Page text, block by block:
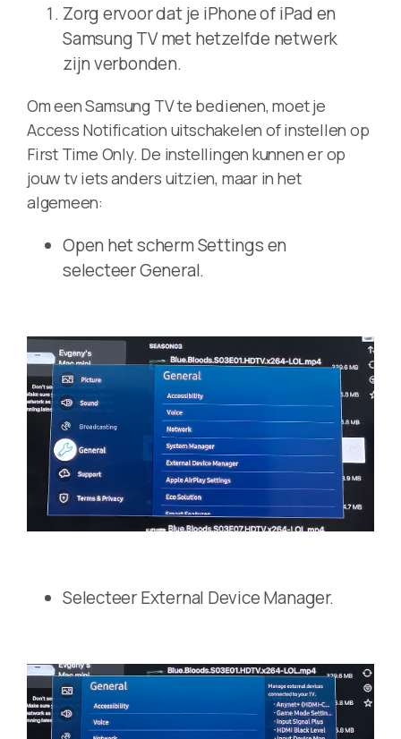
Zorg ervoor dat je iPhone of iPad en
Samsung TV met hetzelfde netwerk
zijn verbonden.
Om een Samsung TV te bedienen, moet je
Access Notification uitschakelen of instellen op
First Time Only. De instellingen kunnen er op
jouw tv iets anders uitzien, maar in het
algemeen:
Open het scherm Settings en
selecteer General.
Selecteer External Device Manager.